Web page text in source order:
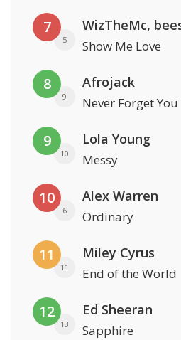
7
5
WizTheMc,
Show Me Love
8
9
Afrojack
Never Forget You
9
10
Lola Young
Messy
10
6
Alex Warren
Ordinary
11
11
Miley Cyrus
End of the World
12
13
Ed Sheeran
Sapphire